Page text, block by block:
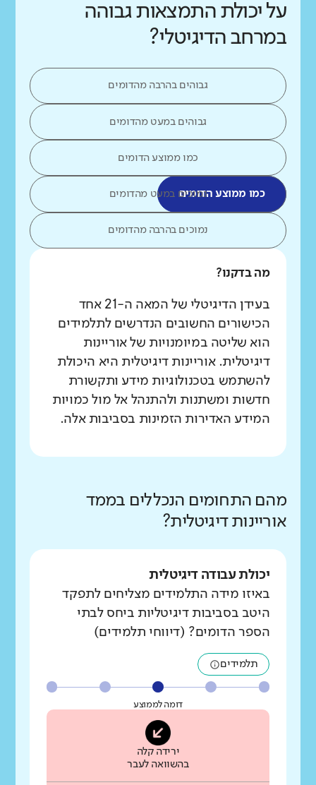
על יכולת התמצאות גבוהה
במרחב הדיגיטלי?
גבוהים בהרבה מהדומים
גבוהים במעט מהדומים
כמו ממוצע הדומים
כמו ממוצע הדומיםנמוכים במעט מהדומים
נמוכים בהרבה מהדומים
מה בדקנו?
בעידן הדיגיטלי של המאה ה-21 אחד
הכישורים החשובים הנדרשים לתלמידים
הוא שליטה במיומנויות של אוריינות
דיגיטלית. אוריינות דיגיטלית היא היכולת
להשתמש בטכנולוגיות מידע ותקשורת
חדשות ומשתנות ולהתנהל אל מול כמויות
המידע האדירות הזמינות בסביבות אלה.
מהם התחומים הנכללים בממד
אוריינות דיגיטלית?
יכולת עבודה דיגיטלית
באיזו מידה התלמידים מצליחים לתפקד
היטב בסביבות דיגיטליות ביחס לבתי
הספר הדומים? (דיווחי תלמידים)
תלמידים
דומה לממוצע
ירידה קלה
בהשוואה לעבר